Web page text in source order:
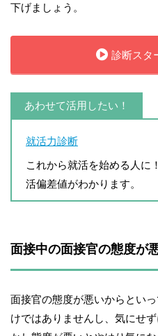
下げましょう。
診断スタ
あわせて活用したい！
就活力診断
これから就活を始める人に
活偏差値がわかります。
面接中の面接官の態度が
面接官の態度が悪いからとい
けではありませんし、気にせ